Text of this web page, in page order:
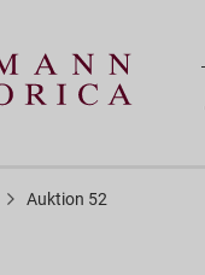
Auktion 52